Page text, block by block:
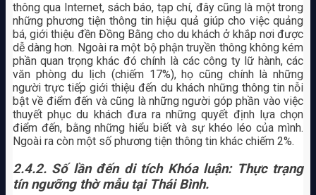
thông qua Internet, sách báo, tạp chí, đây cũng là một trong
những phương tiện thông tin hiệu quả giúp cho việc quảng
bá, giới thiệu đền Đồng Bằng cho du khách ở khắp nơi được
dễ dàng hơn. Ngoài ra một bộ phận truyền thông không kém
phần quan trọng khác đó chính là các công ty lữ hành, các
văn phòng du lịch (chiếm 17%), họ cũng chính là những
người trực tiếp giới thiệu đến du khách những thông tin nỗi
bật về điểm đến và cũng là những người góp phần vào việc
thuyết phục du khách đưa ra những quyết định lựa chọn
điểm đến, bằng những hiểu biết và sự khéo léo của mình.
Ngoài ra còn một số phương tiện thông tin khác chiếm 2%.
2.4.2. Số lần đến di tích Khóa luận: Thực trạng
tín ngưỡng thờ mẫu tại Thái Bình.